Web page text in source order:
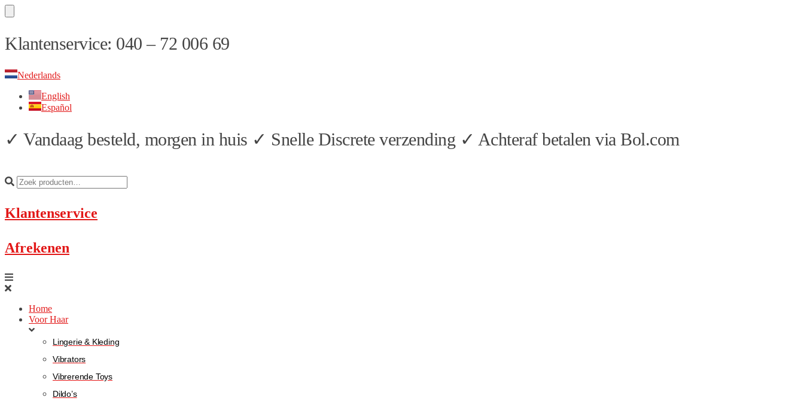
Skip
to
Skip
to
Klantenservice: 040 – 72 006 69
Nederlands
English
Español
✓ Vandaag besteld, morgen in huis ✓ Snelle Discrete verzending ✓ Achteraf betalen via Bol.com
Klantenservice
Afrekenen
Home
Voor Haar
Lingerie & Kleding
Vibrators
Vibrerende Toys
Dildo’s